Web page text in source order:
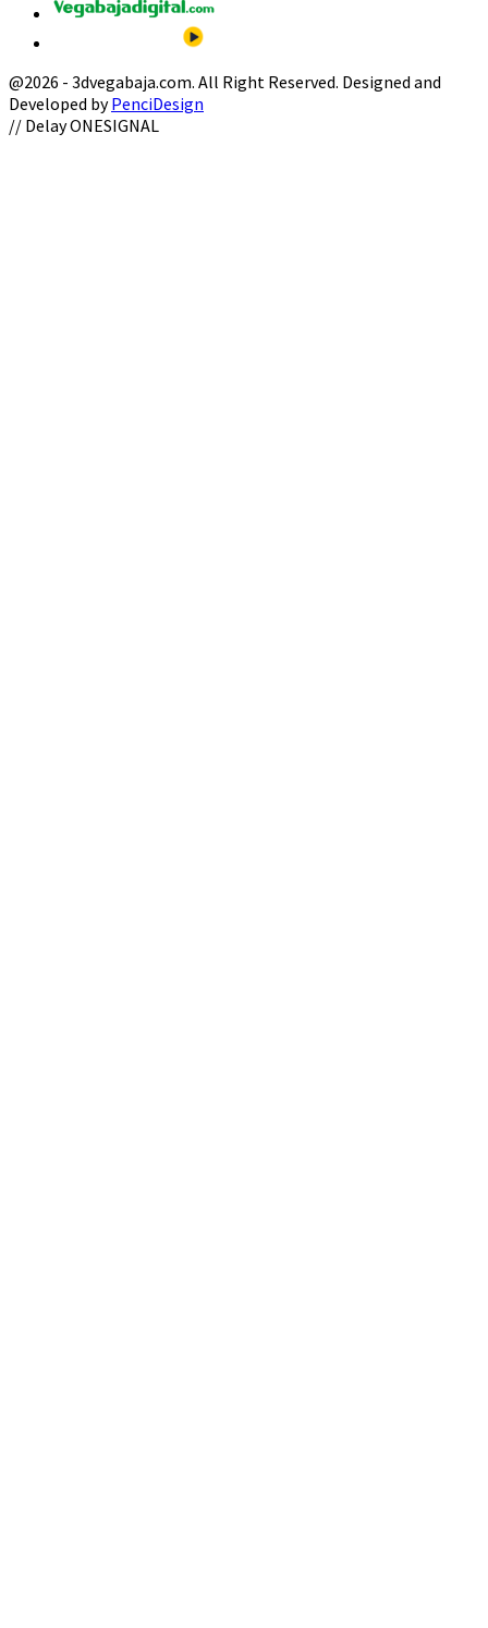
@2026 - 3dvegabaja.com. All Right Reserved. Designed and
Developed byPenciDesign
Facebook
Twitter
Instagram
Youtube
Email
// Delay ONESIGNAL